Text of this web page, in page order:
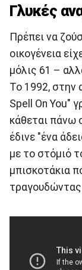
Γλυκές
Πρέπει να
οικογένεια
μόλις 61 –
Το 1992, στην
Spell On You"
κάθεται πάνω
έδινε "ένα
με το στόμιό
μπισκοτάκια